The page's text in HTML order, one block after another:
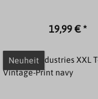
19,99 € *
Neuheit